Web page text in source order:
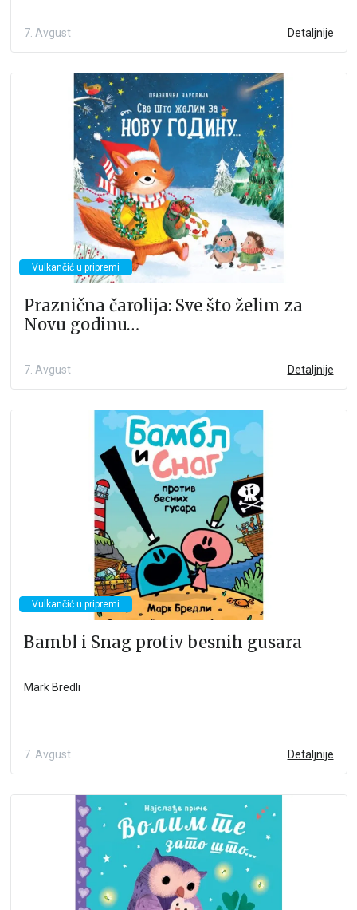
7. Avgust Detaljnije
Vulkančić u pripremi
Praznična čarolija: Sve što želim za
Novu godinu…
7. Avgust Detaljnije
Vulkančić u pripremi
Bambl i Snag protiv besnih gusara
Mark Bredli
7. Avgust Detaljnije